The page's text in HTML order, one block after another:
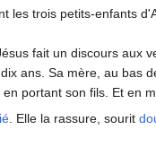
les trois petits-enfants
fait un discours aux
ans. Sa mère, au bas
portant son fils. Et en
. Elle la rassure, sourit